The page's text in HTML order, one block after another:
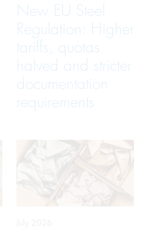
New EU Steel
Regulation: Higher
tariffs, quotas
halved and stricter
documentation
requirements